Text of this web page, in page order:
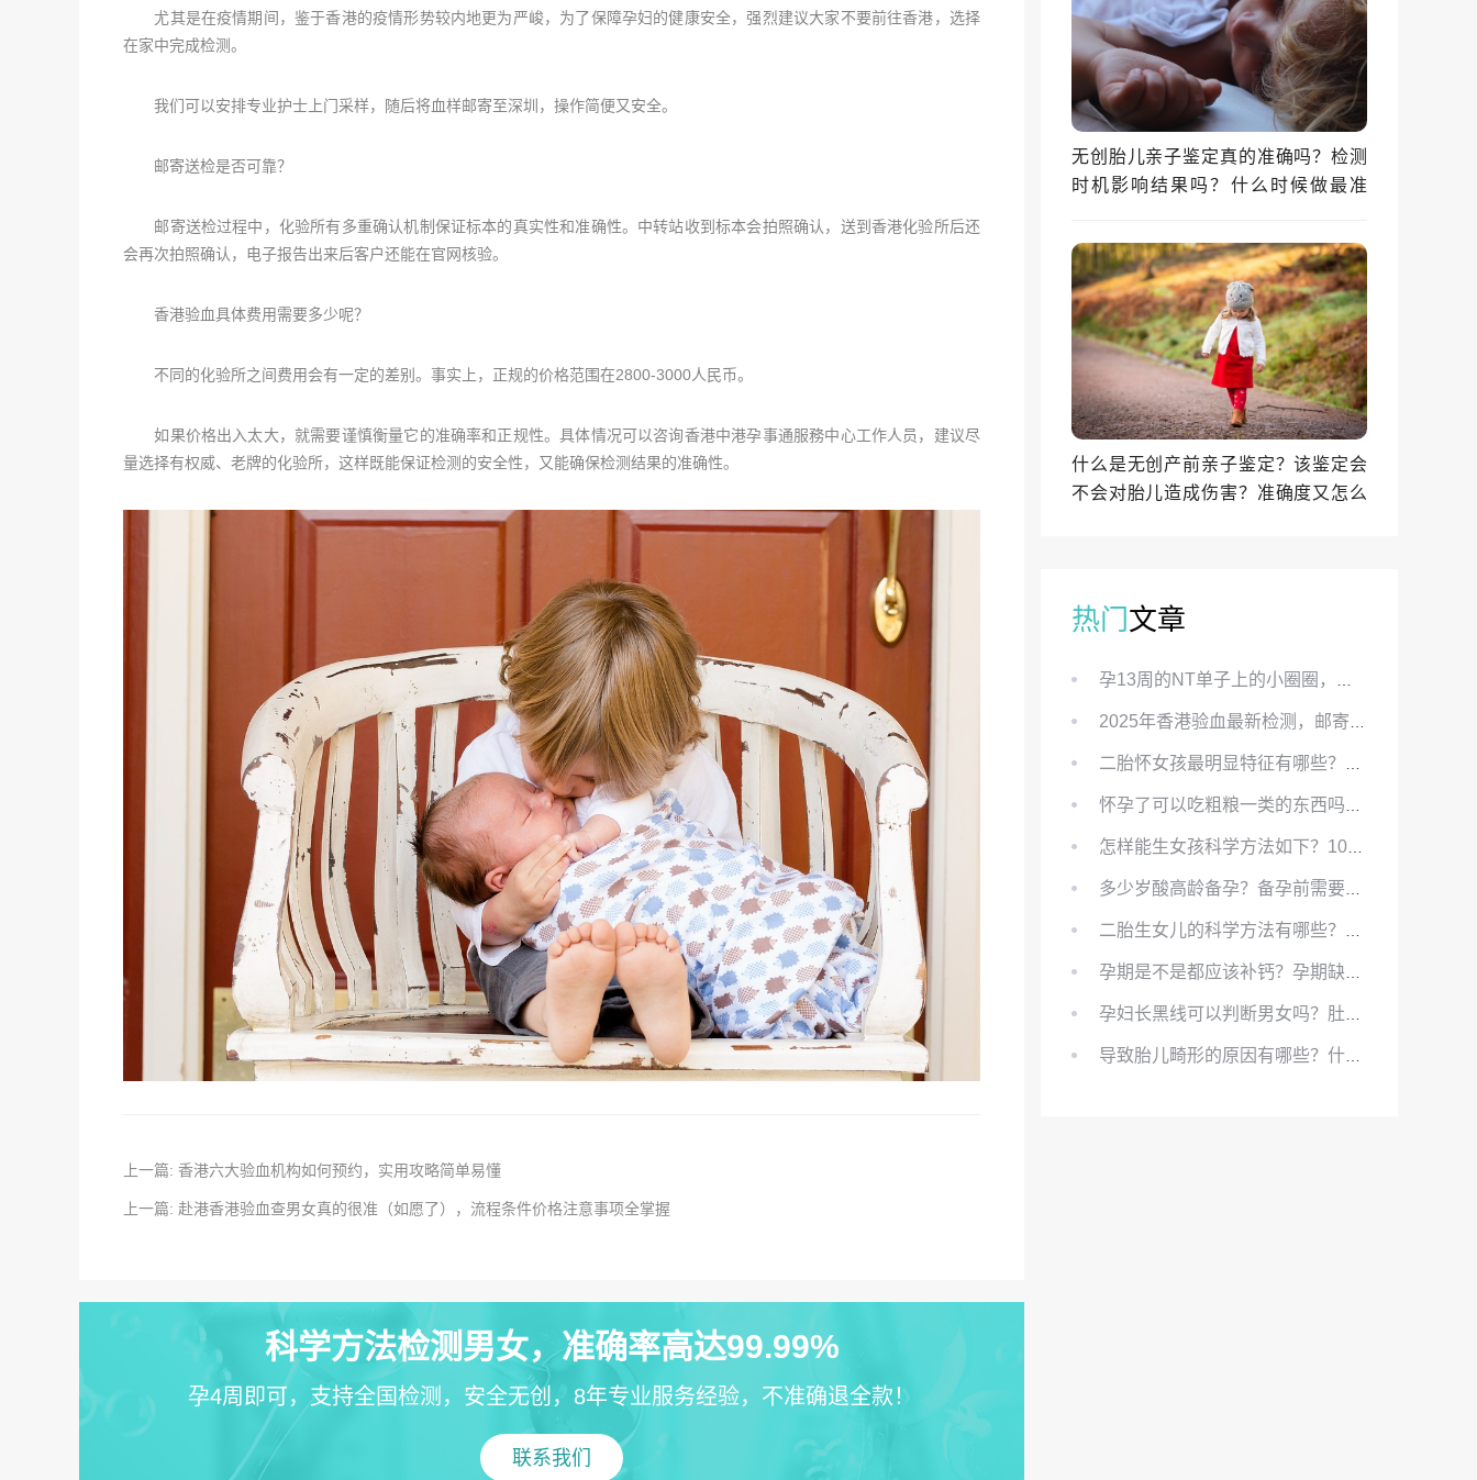
尤其是在疫情期间，鉴于香港的疫情形势较内地更为严峻，为了保障孕妇的健康安全，强烈建议大家不要前往香港，选择
在家中完成检测。
我们可以安排专业护士上门采样，随后将血样邮寄至深圳，操作简便又安全。
邮寄送检是否可靠？
邮寄送检过程中，化验所有多重确认机制保证标本的真实性和准确性。中转站收到标本会拍照确认，送到香港化验所后还
会再次拍照确认，电子报告出来后客户还能在官网核验。
香港验血具体费用需要多少呢？
不同的化验所之间费用会有一定的差别。事实上，正规的价格范围在2800-3000人民币。
如果价格出入太大，就需要谨慎衡量它的准确率和正规性。具体情况可以咨询香港中港孕事通服務中心工作人员，建议尽
量选择有权威、老牌的化验所，这样既能保证检测的安全性，又能确保检测结果的准确性。
上一篇: 香港六大验血机构如何预约，实用攻略简单易懂
上一篇: 赴港香港验血查男女真的很准（如愿了），流程条件价格注意事项全掌握
科学方法检测男女，准确率高达99.99%
孕4周即可，支持全国检测，安全无创，8年专业服务经验，不准确退全款！
联系我们
无创胎儿亲子鉴定真的准确吗？检测
时机影响结果吗？什么时候做最准
什么是无创产前亲子鉴定？该鉴定会
不会对胎儿造成伤害？准确度又怎么
热门文章